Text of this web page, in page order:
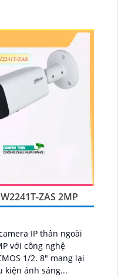
ZAS 2MP
IP thân ngoài
với công nghệ
8" mang lại
kiện ánh sáng...